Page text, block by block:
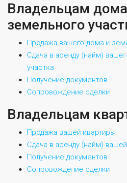
Владельцам
земельного
Продажа вашего дома и
Сдача в аренду (найм)
участка
Получение документов
Сопровождение сделки
Владельцам
Продажа вашей квартиры
Сдача в аренду (найм)
Получение документов
Сопровождение сделки